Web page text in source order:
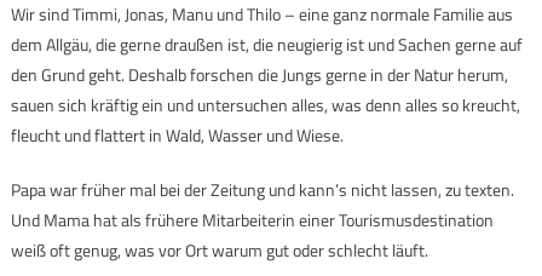
Wir sind Timmi, Jonas, Manu und Thilo – eine ganz normale Familie aus
dem Allgäu, die gerne draußen ist, die neugierig ist und Sachen gerne auf
den Grund geht. Deshalb forschen die Jungs gerne in der Natur herum,
sauen sich kräftig ein und untersuchen alles, was denn alles so kreucht,
fleucht und flattert in Wald, Wasser und Wiese.
Papa war früher mal bei der Zeitung und kann’s nicht lassen, zu texten.
Und Mama hat als frühere Mitarbeiterin einer Tourismusdestination
weiß oft genug, was vor Ort warum gut oder schlecht läuft.